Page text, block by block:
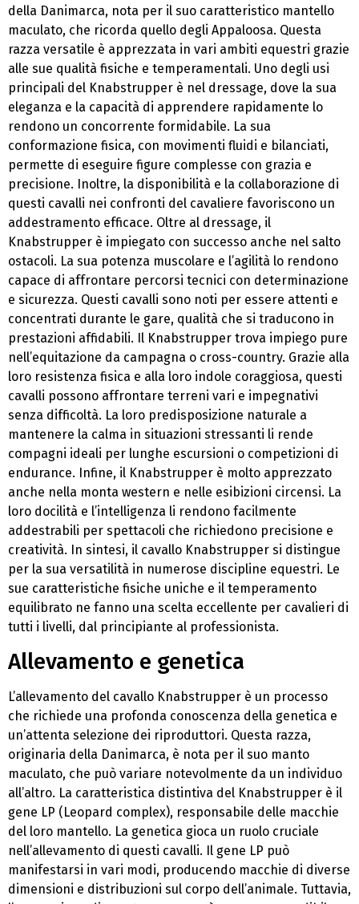
della Danimarca, nota per il suo caratteristico mantello
maculato, che ricorda quello degli Appaloosa. Questa
razza versatile è apprezzata in vari ambiti equestri grazie
alle sue qualità fisiche e temperamentali. Uno degli usi
principali del Knabstrupper è nel dressage, dove la sua
eleganza e la capacità di apprendere rapidamente lo
rendono un concorrente formidabile. La sua
conformazione fisica, con movimenti fluidi e bilanciati,
permette di eseguire figure complesse con grazia e
precisione. Inoltre, la disponibilità e la collaborazione di
questi cavalli nei confronti del cavaliere favoriscono un
addestramento efficace. Oltre al dressage, il
Knabstrupper è impiegato con successo anche nel salto
ostacoli. La sua potenza muscolare e l’agilità lo rendono
capace di affrontare percorsi tecnici con determinazione
e sicurezza. Questi cavalli sono noti per essere attenti e
concentrati durante le gare, qualità che si traducono in
prestazioni affidabili. Il Knabstrupper trova impiego pure
nell’equitazione da campagna o cross-country. Grazie alla
loro resistenza fisica e alla loro indole coraggiosa, questi
cavalli possono affrontare terreni vari e impegnativi
senza difficoltà. La loro predisposizione naturale a
mantenere la calma in situazioni stressanti li rende
compagni ideali per lunghe escursioni o competizioni di
endurance. Infine, il Knabstrupper è molto apprezzato
anche nella monta western e nelle esibizioni circensi. La
loro docilità e l’intelligenza li rendono facilmente
addestrabili per spettacoli che richiedono precisione e
creatività. In sintesi, il cavallo Knabstrupper si distingue
per la sua versatilità in numerose discipline equestri. Le
sue caratteristiche fisiche uniche e il temperamento
equilibrato ne fanno una scelta eccellente per cavalieri di
tutti i livelli, dal principiante al professionista.
Allevamento e genetica
L’allevamento del cavallo Knabstrupper è un processo
che richiede una profonda conoscenza della genetica e
un’attenta selezione dei riproduttori. Questa razza,
originaria della Danimarca, è nota per il suo manto
maculato, che può variare notevolmente da un individuo
all’altro. La caratteristica distintiva del Knabstrupper è il
gene LP (Leopard complex), responsabile delle macchie
del loro mantello. La genetica gioca un ruolo cruciale
nell’allevamento di questi cavalli. Il gene LP può
manifestarsi in vari modi, producendo macchie di diverse
dimensioni e distribuzioni sul corpo dell’animale. Tuttavia,